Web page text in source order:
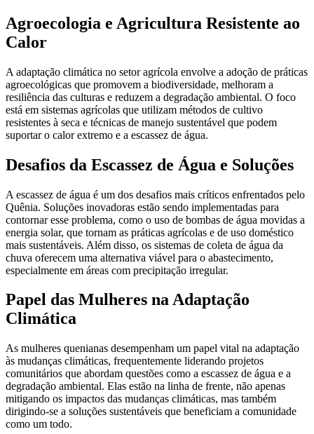
Agroecologia e Agricultura Resistente ao
Calor
A adaptação climática no setor agrícola envolve a adoção de práticas
agroecológicas que promovem a biodiversidade, melhoram a
resiliência das culturas e reduzem a degradação ambiental. O foco
está em sistemas agrícolas que utilizam métodos de cultivo
resistentes à seca e técnicas de manejo sustentável que podem
suportar o calor extremo e a escassez de água.
Desafios da Escassez de Água e Soluções
A escassez de água é um dos desafios mais críticos enfrentados pelo
Quênia. Soluções inovadoras estão sendo implementadas para
contornar esse problema, como o uso de bombas de água movidas a
energia solar, que tornam as práticas agrícolas e de uso doméstico
mais sustentáveis. Além disso, os sistemas de coleta de água da
chuva oferecem uma alternativa viável para o abastecimento,
especialmente em áreas com precipitação irregular.
Papel das Mulheres na Adaptação
Climática
As mulheres quenianas desempenham um papel vital na adaptação
às mudanças climáticas, frequentemente liderando projetos
comunitários que abordam questões como a escassez de água e a
degradação ambiental. Elas estão na linha de frente, não apenas
mitigando os impactos das mudanças climáticas, mas também
dirigindo-se a soluções sustentáveis que beneficiam a comunidade
como um todo.